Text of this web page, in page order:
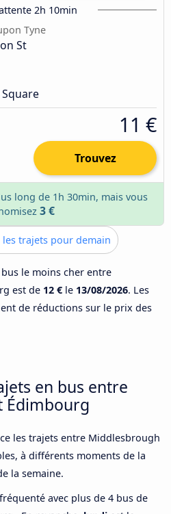
2h 10min
Tyne
St
11 €
Trouvez
long de 1h 30min, mais vous
3 €
trajets pour demain
le moins cher entre
est de 12 € le 13/08/2026. Les
de réductions sur le prix des
en bus entre
Édimbourg
les trajets entre Middlesbrough
à différents moments de la
la semaine.
avec plus de 4 bus de